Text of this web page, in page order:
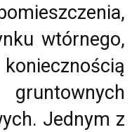
wtórnego,
Jednym z